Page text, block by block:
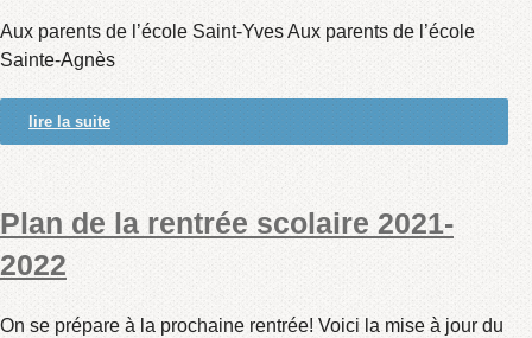
Aux parents de l’école Saint-Yves Aux parents de l’école
Sainte-Agnès
lire la suite
Plan de la rentrée scolaire 2021-
2022
On se prépare à la prochaine rentrée! Voici la mise à jour du